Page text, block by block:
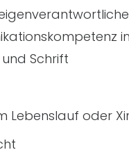
Schrift
Lebenslauf oder